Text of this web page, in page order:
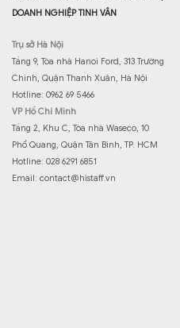
DOANH NGHIỆP TINH VÂN
Trụ sở Hà Nội
Tầng 9, Tòa nhà Hanoi Ford, 313 Trường
Chinh, Quận Thanh Xuân, Hà Nội
Hotline: 0962 69 5466
VP Hồ Chí Minh
Tầng 2, Khu C, Tòa nhà Waseco, 10
Phổ Quang, Quận Tân Bình, TP. HCM
Hotline: 028 6291 6851
Email: contact@histaff.vn